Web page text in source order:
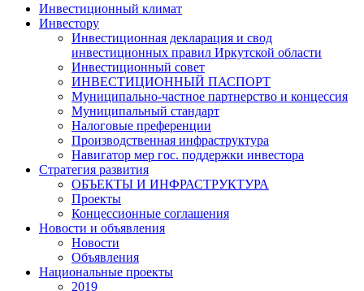
Инвестиционный климат
Инвестору
Инвестиционная декларация и свод
инвестиционных правил Иркутской области
Инвестиционный совет
ИНВЕСТИЦИОННЫЙ ПАСПОРТ
Муниципально-частное партнерство и концессия
Муниципальный стандарт
Налоговые преференции
Производственная инфраструктура
Навигатор мер гос. поддержки инвестора
Стратегия развития
ОБЪЕКТЫ И ИНФРАСТРУКТУРА
Проекты
Концессионные соглашения
Новости и объявления
Новости
Объявления
Национальные проекты
2019